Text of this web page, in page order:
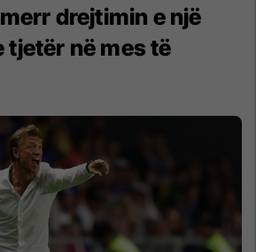
drejtimin e një
tjetër në mes të